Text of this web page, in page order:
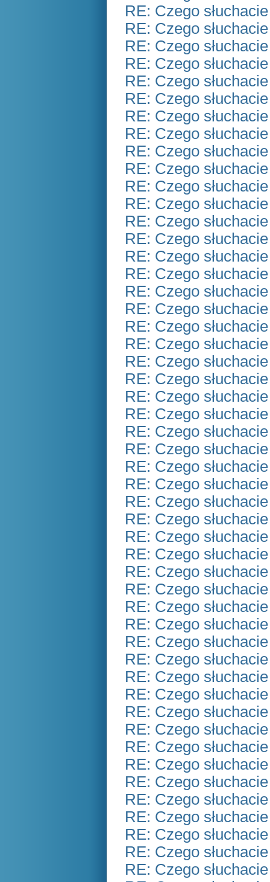
RE: Czego
RE: Czego
RE: Czego
RE: Czego
RE: Czego
RE: Czego
RE: Czego
RE: Czego
RE: Czego
RE: Czego
RE: Czego
RE: Czego
RE: Czego
RE: Czego
RE: Czego
RE: Czego
RE: Czego
RE: Czego
RE: Czego
RE: Czego
RE: Czego
RE: Czego
RE: Czego
RE: Czego
RE: Czego
RE: Czego
RE: Czego
RE: Czego
RE: Czego
RE: Czego
RE: Czego
RE: Czego
RE: Czego
RE: Czego
RE: Czego
RE: Czego
RE: Czego
RE: Czego
RE: Czego
RE: Czego
RE: Czego
RE: Czego
RE: Czego
RE: Czego
RE: Czego
RE: Czego
RE: Czego
RE: Czego
RE: Czego
RE: Czego